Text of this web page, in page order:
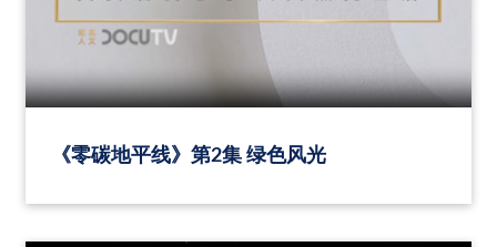
《零碳地平线》第2集 绿色风光